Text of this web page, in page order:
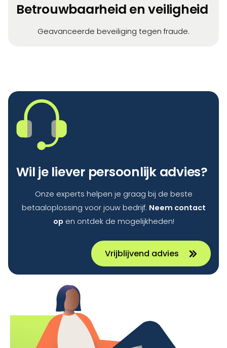
Betrouwbaarheid en veiligheid
Geavanceerde beveiliging tegen fraude.
Wil je liever persoonlijk advies?
Onze experts helpen je graag bij de beste
betaaloplossing voor jouw bedrijf. Neem contact
op en ontdek de mogelijkheden!
Vrijblijvend advies